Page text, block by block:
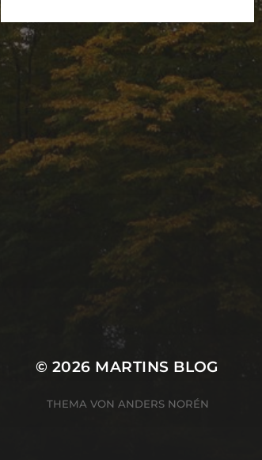
© 2026 MARTINS BLOG
THEMA VON ANDERS NORÉN